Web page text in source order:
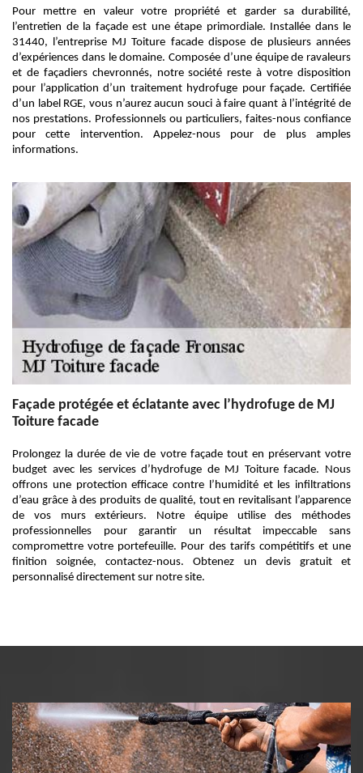
Pour mettre en valeur votre propriété et garder sa durabilité,
l’entretien de la façade est une étape primordiale. Installée dans le
31440, l’entreprise MJ Toiture facade dispose de plusieurs années
d’expériences dans le domaine. Composée d’une équipe de ravaleurs
et de façadiers chevronnés, notre société reste à votre disposition
pour l’application d’un traitement hydrofuge pour façade. Certifiée
d’un label RGE, vous n’aurez aucun souci à faire quant à l’intégrité de
nos prestations. Professionnels ou particuliers, faites-nous confiance
pour cette intervention. Appelez-nous pour de plus amples
informations.
Façade protégée et éclatante avec l’hydrofuge de MJ
Toiture facade
Prolongez la durée de vie de votre façade tout en préservant votre
budget avec les services d’hydrofuge de MJ Toiture facade. Nous
offrons une protection efficace contre l’humidité et les infiltrations
d’eau grâce à des produits de qualité, tout en revitalisant l’apparence
de vos murs extérieurs. Notre équipe utilise des méthodes
professionnelles pour garantir un résultat impeccable sans
compromettre votre portefeuille. Pour des tarifs compétitifs et une
finition soignée, contactez-nous. Obtenez un devis gratuit et
personnalisé directement sur notre site.